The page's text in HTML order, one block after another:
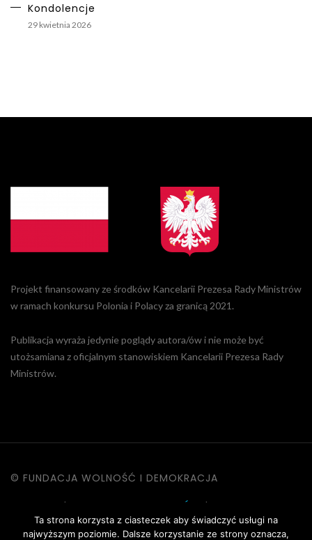
Kondolencje
29 kwietnia 2026
Projekt finansowany ze środków Kancelarii Prezesa Rady Ministrów
w ramach konkursu Polonia i Polacy za granicą 2021.
Publikacja wyraża jedynie poglądy autora/ów i nie może być
utożsamiana z oficjalnym stanowiskiem Kancelarii Prezesa Rady
Ministrów.
© FUNDACJA WOLNOŚĆ I DEMOKRACJA
| POLITYKA PRYWATNOŚCI |
REGULAMIN STRONY
Ta strona korzysta z ciasteczek aby świadczyć usługi na
najwyższym poziomie. Dalsze korzystanie ze strony oznacza,